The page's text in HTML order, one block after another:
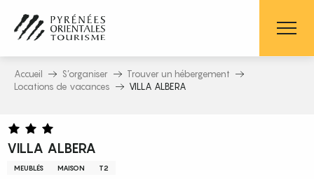
contenu
principal
Accueil S’organiser
Trouver un hébergement
Locations de vacances
VILLA ALBERA
VILLA ALBERA
MEUBLÉS MAISON T2